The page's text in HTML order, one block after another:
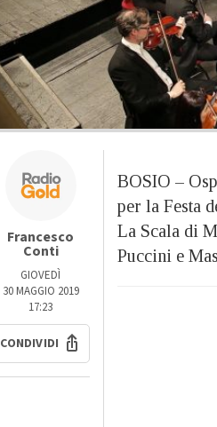
Francesco
Conti
GIOVEDÌ
30 MAGGIO 2019
17:23
CONDIVIDI
BOSIO –
per la Festa
La Scala di
Puccini e